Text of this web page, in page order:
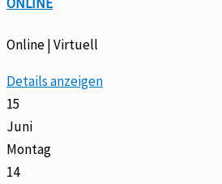
Online | Virtuell
Details anzeigen
15
Juni
Montag
14